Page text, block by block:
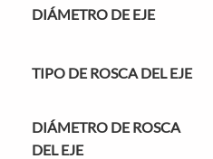
DIÁMETRO DE EJE
TIPO DE ROSCA DEL EJE
DIÁMETRO DE ROSCA
DEL EJE